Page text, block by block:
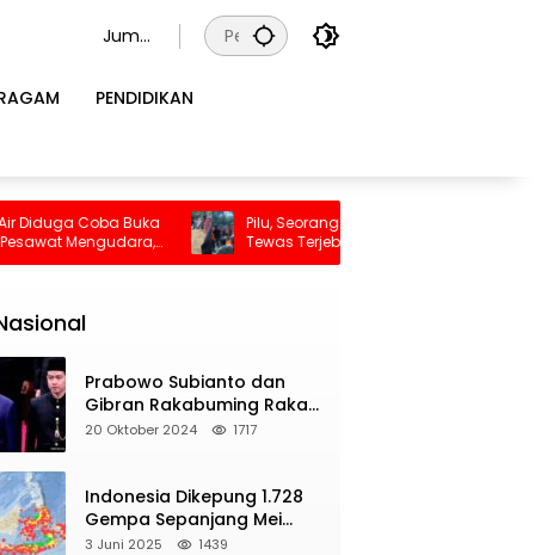
Juma
us
PENDIDIKAN
Buka
Pilu, Seorang Ibu Beserta Empat Anaknya
Tewas Terjebak Kebakaran di Bombana
Prabowo Subianto dan
Gibran Rakabuming Raka
Resmi Dilantik Jadi
20 Oktober 2024 1717
Indonesia Dikepung 1.728
Gempa Sepanjang Mei
2025, Berikut Wilayah Yang
3 Juni 2025 1439